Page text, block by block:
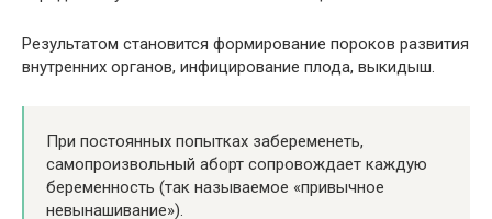
Результатом становится формирование пороков развития
внутренних органов, инфицирование плода, выкидыш.
При постоянных попытках забеременеть,
самопроизвольный аборт сопровождает каждую
беременность (так называемое «привычное
невынашивание»).